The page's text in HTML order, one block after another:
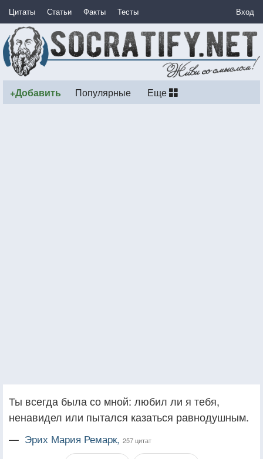
Цитаты Статьи Факты Тесты Вход
+Добавить Популярные Еще
Ты всегда была со мной: любил ли я тебя,
ненавидел или пытался казаться равнодушным.
— Эрих Мария Ремарк, 257 цитат